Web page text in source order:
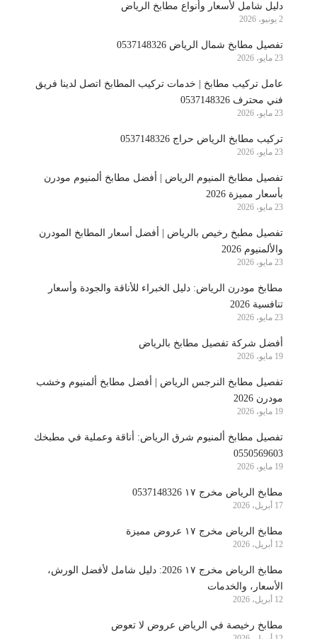
دليل شامل لأسعار وأنواع مطابخ الرياض
2 يونيو، 2026
تفصيل مطابخ شمال الرياض 0537148326
23 مايو، 2026
عامل تركيب مطابخ | خدمات تركيب المطابخ اتصل لدينا فريق
فني محترف 0537148326
23 مايو، 2026
تركيب مطابخ الرياض حراج 0537148326
23 مايو، 2026
تفصيل مطابخ المنيوم الرياض | أفضل مطابخ ألمنيوم مودرن
بأسعار مميزة 2026
23 مايو، 2026
تفصيل مطبخ رخيص بالرياض | أفضل أسعار المطابخ المودرن
والألمنيوم 2026
23 مايو، 2026
مطابخ مودرن الرياض: دليل الخبراء للأناقة والجودة وأسعار
تنافسية 2026
23 مايو، 2026
أفضل شركة تفصيل مطابخ بالرياض
19 مايو، 2026
تفصيل مطابخ النرجس الرياض | أفضل مطابخ ألمنيوم وخشب
مودرن 2026
19 مايو، 2026
تفصيل مطابخ ألمنيوم شرق الرياض: أناقة وعملية في مطبخك
0550569603
19 مايو، 2026
مطابخ الرياض مخرج ١٧ 0537148326
17 أبريل، 2026
مطابخ الرياض مخرج ١٧ عروض مميزة
12 أبريل، 2026
مطابخ الرياض مخرج ١٧ 2026: دليل شامل لأفضل الورش،
الأسعار، والخدمات
12 أبريل، 2026
مطابخ رخيصة في الرياض عروض لا تعوض